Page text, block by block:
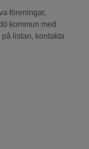
föreningar,
kommun med
listan, kontakta